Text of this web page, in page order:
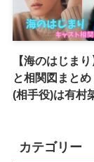
【海のはじま
と相関図まと
(相手役)は有村
カテゴリー